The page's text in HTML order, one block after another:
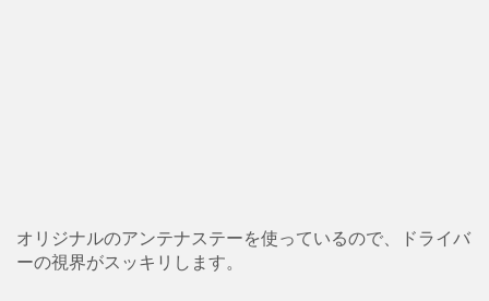
オリジナルのアンテナステーを使っているので、ドライバ
ーの視界がスッキリします。